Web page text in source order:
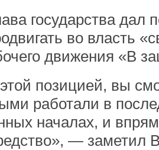
государства дал
во власть
движения «В
позицией, вы
работали в
началах, и
— заметил